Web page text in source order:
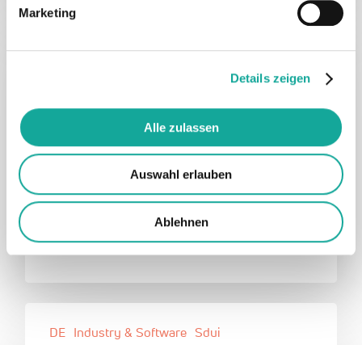
Marketing
Details zeigen
Alle zulassen
Auswahl erlauben
Ablehnen
Daniel Zacharias von Seven
Education (ehemals Sdui) im Startup
Insider-Podcast
In einer neuen Folge des Startup Insider-
und CEO der Sdui…
DE Industry & Software Sdui